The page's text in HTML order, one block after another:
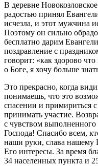
В деревне
радостью принял
исчезла, и этот мужчина
Поэтому он сильно
бесплатно дарим
поздравление с
говорит: «как здорово
о Боге, я хочу больше
Это прекрасно, когда
понимаешь, что это
спасении и примириться
принимать участие.
с чувством
Господа! Спасибо всем,
наши руки, слава нашему
Его интересы. За время
34 населенных пункта и